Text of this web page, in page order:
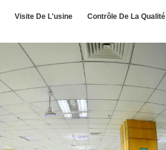
Visite De L'usine Contrôle De La Qualité